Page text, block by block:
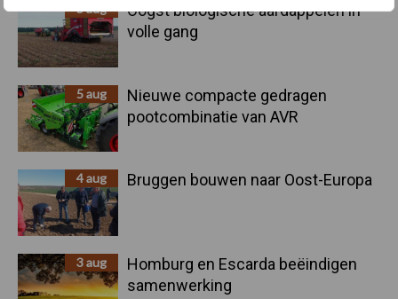
5 aug
Oogst biologische aardappelen in
volle gang
5 aug
Nieuwe compacte gedragen
pootcombinatie van AVR
4 aug Bruggen bouwen naar Oost-Europa
3 aug
Homburg en Escarda beëindigen
samenwerking